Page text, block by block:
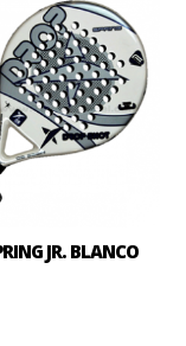
JR. BLANCO